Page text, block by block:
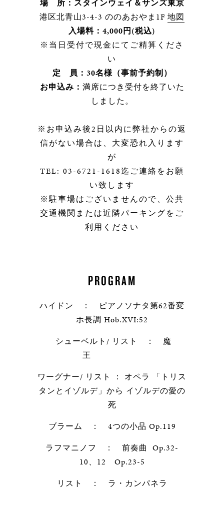
場 所：スタインウェイ＆サンズ東京
港区北青山3-4-3 ののあおやま1F 地図
入場料：4,000円(税込)
※当日受付で現金にてご精算くださ
い
定 員：30名様（事前予約制）
お申込み： 満席につき受付を終了いた
しました。
※お申込み後2日以内に弊社からの返
信がない場合は、大変恐れ入ります
が
TEL: 03-6721-1618迄ご連絡をお願
い致します
※駐車場はございませんので、公共
交通機関または近隣パーキングをご
利用ください
PROGRAM
ハイドン ： ピアノソナタ第62番変
ホ長調 Hob.XVI:52
シューベルト/ リスト ： 魔
王
ワーグナー/ リスト ： オペラ 「トリス
タンとイゾルデ」から イゾルデの愛の
死
ブラーム ： 4つの小品 Op.119
ラフマニノフ ： 前奏曲 Op.32-
10、12 Op.23-5
リスト ： ラ・カンパネラ